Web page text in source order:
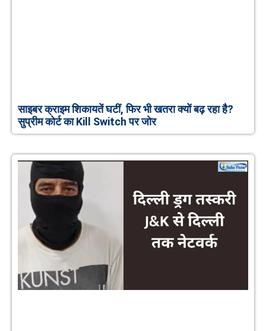
साइबर क्राइम शिकायतें घटीं, फिर भी खतरा क्यों बढ़ रहा है?
सुप्रीम कोर्ट का Kill Switch पर जोर